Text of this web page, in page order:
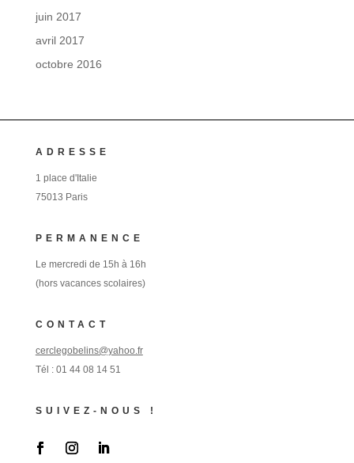
juin 2017
avril 2017
octobre 2016
ADRESSE
1 place d'Italie
75013 Paris
PERMANENCE
Le mercredi de 15h à 16h
(hors vacances scolaires)
CONTACT
cerclegobelins@yahoo.fr
Tél : 01 44 08 14 51
SUIVEZ-NOUS !